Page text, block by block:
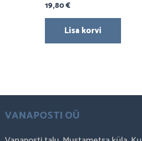
19,80€
Lisa korvi
VANAPOSTI OÜ